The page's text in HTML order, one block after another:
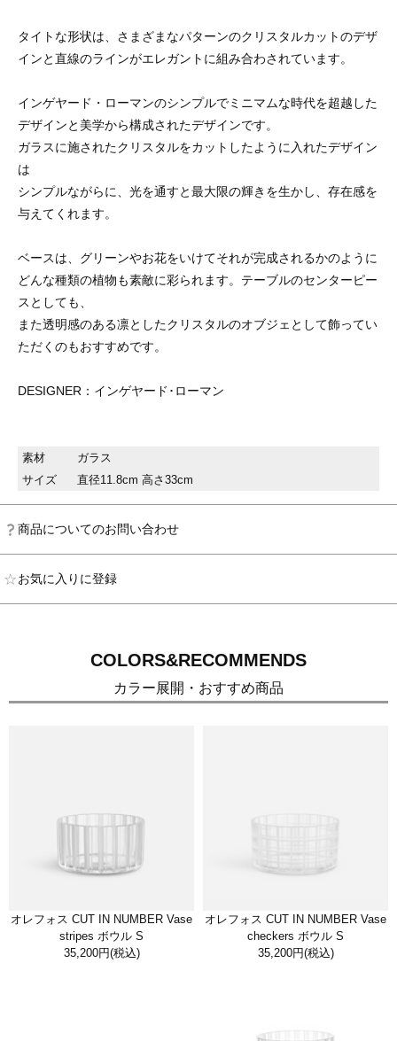
タイトな形状は、さまざまなパターンのクリスタルカットのデザ
インと直線のラインがエレガントに組み合わされています。
インゲヤード・ローマンのシンプルでミニマムな時代を超越した
デザインと美学から構成されたデザインです。
ガラスに施されたクリスタルをカットしたように入れたデザイン
は
シンプルながらに、光を通すと最大限の輝きを生かし、存在感を
与えてくれます。
ベースは、グリーンやお花をいけてそれが完成されるかのように
どんな種類の植物も素敵に彩られます。テーブルのセンターピー
スとしても、
また透明感のある凛としたクリスタルのオブジェとして飾ってい
ただくのもおすすめです。
DESIGNER：インゲヤード･ローマン
素材
ガラス
サイズ
直径11.8cm 高さ33cm
商品についてのお問い合わせ
お気に入りに登録
COLORS&RECOMMENDS
カラー展開・おすすめ商品
オレフォス CUT IN NUMBER Vase
stripes ボウル S
35,200円(税込)
オレフォス CUT IN NUMBER Vase
checkers ボウル S
35,200円(税込)